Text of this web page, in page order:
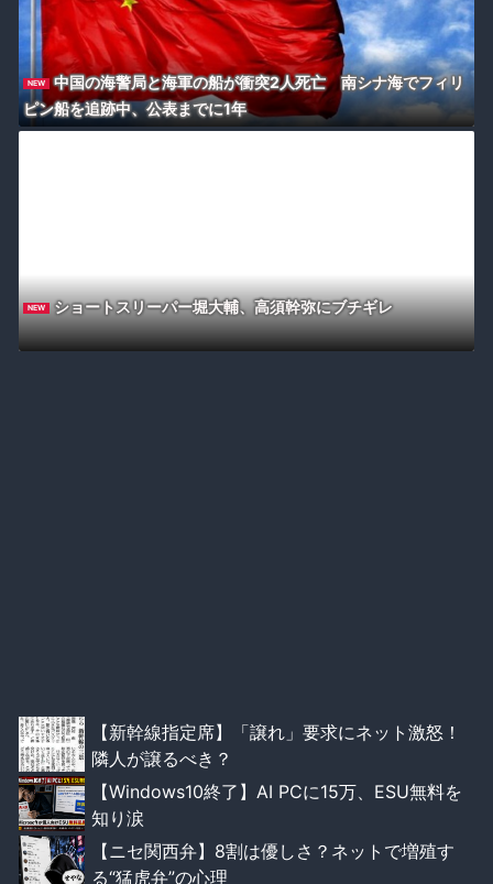
NEW
中国の海警局と海軍の船が衝突2人死亡 南シナ海でフィリ
ピン船を追跡中、公表までに1年
NEW ショートスリーパー堀大輔、高須幹弥にブチギレ
【新幹線指定席】「譲れ」要求にネット激怒！
隣人が譲るべき？
【Windows10終了】AI PCに15万、ESU無料を
知り涙
【ニセ関西弁】8割は優しさ？ネットで増殖す
る“猛虎弁”の心理